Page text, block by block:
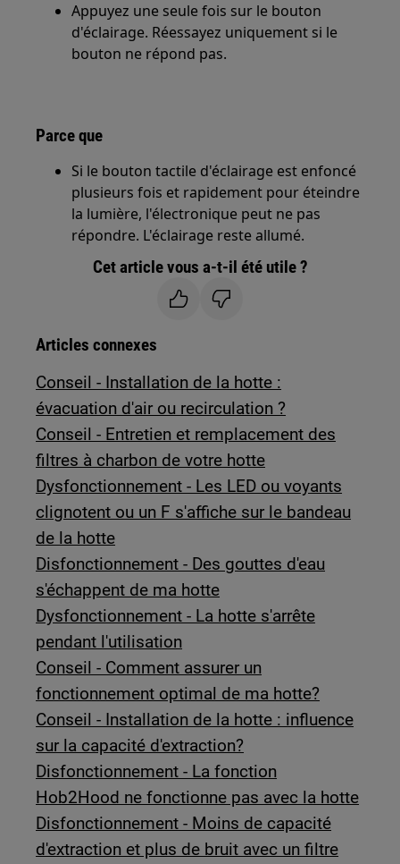
Appuyez une seule fois sur le bouton
d'éclairage. Réessayez uniquement si le
bouton ne répond pas.
Parce que
Si le bouton tactile d'éclairage est enfoncé
plusieurs fois et rapidement pour éteindre
la lumière, l'électronique peut ne pas
répondre. L'éclairage reste allumé.
Cet article vous a-t-il été utile ?
Articles connexes
Conseil - Installation de la hotte :
évacuation d'air ou recirculation ?
Conseil - Entretien et remplacement des
filtres à charbon de votre hotte
Dysfonctionnement - Les LED ou voyants
clignotent ou un F s'affiche sur le bandeau
de la hotte
Disfonctionnement - Des gouttes d'eau
s'échappent de ma hotte
Dysfonctionnement - La hotte s'arrête
pendant l'utilisation
Conseil - Comment assurer un
fonctionnement optimal de ma hotte?
Conseil - Installation de la hotte : influence
sur la capacité d'extraction?
Disfonctionnement - La fonction
Hob2Hood ne fonctionne pas avec la hotte
Disfonctionnement - Moins de capacité
d'extraction et plus de bruit avec un filtre